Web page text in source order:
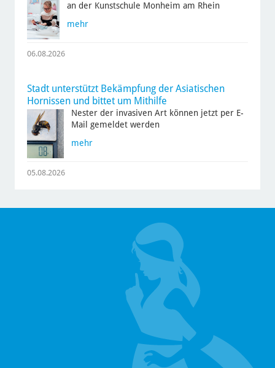
an der Kunstschule Monheim am Rhein
mehr
06.08.2026
Stadt unterstützt Bekämpfung der Asiatischen
Hornissen und bittet um Mithilfe
Nester der invasiven Art können jetzt per E-
Mail gemeldet werden
mehr
05.08.2026